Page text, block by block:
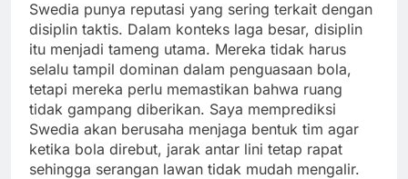
Swedia punya reputasi yang sering terkait dengan
disiplin taktis. Dalam konteks laga besar, disiplin
itu menjadi tameng utama. Mereka tidak harus
selalu tampil dominan dalam penguasaan bola,
tetapi mereka perlu memastikan bahwa ruang
tidak gampang diberikan. Saya memprediksi
Swedia akan berusaha menjaga bentuk tim agar
ketika bola direbut, jarak antar lini tetap rapat
sehingga serangan lawan tidak mudah mengalir.